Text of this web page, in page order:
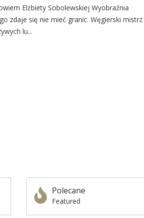
Elżbiety Sobolewskiej Wyobraźnia
zdaje się nie mieć granic. Węgierski mistrz
lu...
Polecane
Featured